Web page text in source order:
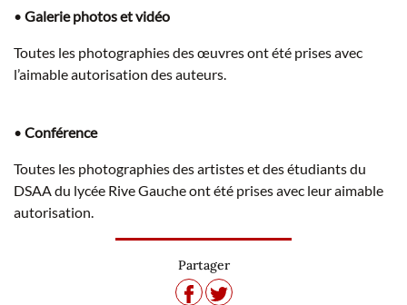
• Galerie photos et vidéo
Toutes les photographies des œuvres ont été prises avec
l’aimable autorisation des auteurs.
• Conférence
Toutes les photographies des artistes et des étudiants du
DSAA du lycée Rive Gauche ont été prises avec leur aimable
autorisation.
Partager